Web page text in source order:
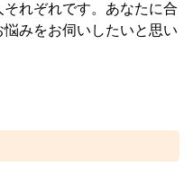
れぞれです。あなたに合
みをお伺いしたいと思い